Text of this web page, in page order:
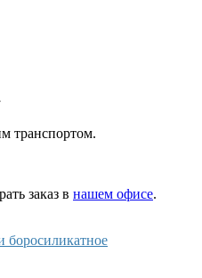
транспортом.
заказ в нашем офисе.
боросиликатное